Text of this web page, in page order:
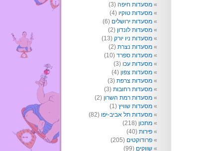
מסעדות חיפה (3)
מסעדות טוקיו (4)
מסעדות ירושלים (6)
מסעדות לונדון (2)
מסעדות ניו יורק (13)
מסעדות נצרת (2)
מסעדות ספרד (10)
מסעדות עכו (3)
מסעדות צפון (4)
מסעדות צרפת (3)
מסעדות רחובות (3)
מסעדות רמת השרון (2)
מסעדות שוויץ (1)
מסעדות תל אביב-יפו (82)
מתכון (218)
פירות (40)
פרודוקטים (205)
שווקים (99)